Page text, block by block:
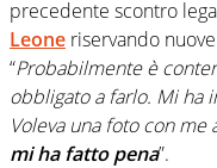
precedente scontro
Leone riservando
“Probabilmente è
obbligato a farlo. Mi ha
Voleva una foto con me
mi ha fatto pena”.